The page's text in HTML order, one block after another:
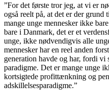
”For det første tror jeg, at vi er
også reelt på, at det er der grund
mange unge mennesker ikke
bare i Danmark, det er et
unge, ikke nødvendigvis alle
mennesker har en reel anden
generation havde og har, fordi vi
paradigme. Det er mange unge
kortsigtede profittænkning og
adskillelsesparadigme.”